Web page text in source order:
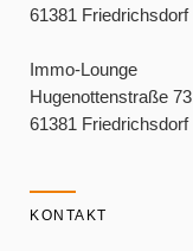
61381 Friedrichsdorf
Immo-Lounge
Hugenottenstraße 73
61381 Friedrichsdorf
KONTAKT